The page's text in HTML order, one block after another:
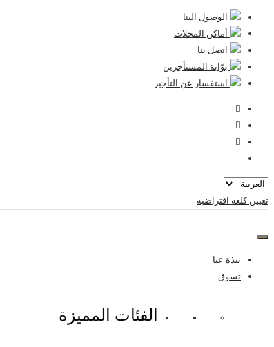
تخطى
المحتوى
الوصول الينا
أماكن المحلات
اتصل بنا
ﺑﻮّاﺑﺔ اﻟﻤﺴﺘﺄﺟﺮﻳﻦ
استفسار عن التأجير
تعيين كلغة افتراضية
نبذة عنا
تسوق
اﻟﻔﺌﺎﺕ اﻟﻤﻤﻴﺰﺓ